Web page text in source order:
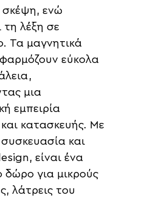
σκέψη, ενώ
τη λέξη σε
Τα μαγνητικά
εύκολα
μια
εμπειρία
και κατασκευής. Με
συσκευασία και
είναι ένα
για μικρούς
λάτρεις του